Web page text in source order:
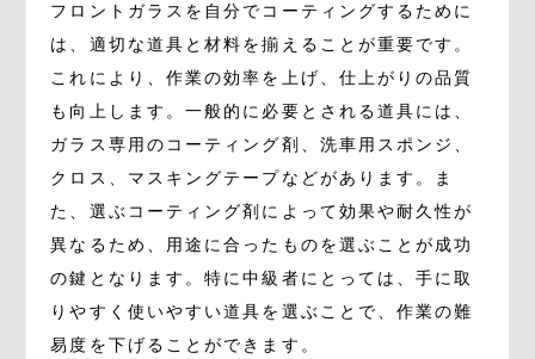
フロントガラスを自分でコーティングするために
は、適切な道具と材料を揃えることが重要です。
これにより、作業の効率を上げ、仕上がりの品質
も向上します。一般的に必要とされる道具には、
ガラス専用のコーティング剤、洗車用スポンジ、
クロス、マスキングテープなどがあります。ま
た、選ぶコーティング剤によって効果や耐久性が
異なるため、用途に合ったものを選ぶことが成功
の鍵となります。特に中級者にとっては、手に取
りやすく使いやすい道具を選ぶことで、作業の難
易度を下げることができます。